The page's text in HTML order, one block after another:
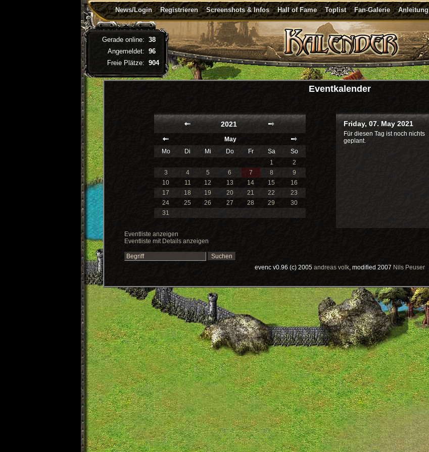
News/Login Registrieren Screenshots & Infos Hall of Fame Toplist Fan-Galerie Anleitung
Eventkalender
2021
May
Mo
Di Mi Do Fr Sa
So
1
2
3
4 5 6 7 8
9
10
11 12 13 14 15
16
17
18 19 20 21 22
23
24
25 26 27 28 29
30
31
Eventliste anzeigen
Eventliste mit Details anzeigen
Friday, 07. May 2021
Für diesen Tag ist noch nichts
geplant.
evenc v0.96 (c) 2005 andreas volk, modified 2007 Nils Peuser
Gerade online: 38
Angemeldet: 96
Freie Plätze: 904